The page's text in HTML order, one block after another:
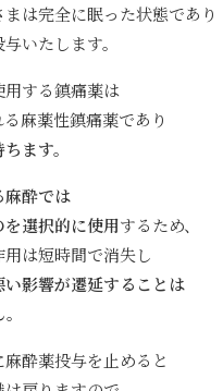
まは完全に眠った状態であり
いたします。
する鎮痛薬は
る麻薬性鎮痛薬であり
ます。
麻酔では
選択的に使用するため、
は短時間で消失し
影響が遷延することは
酔薬投与を止めると